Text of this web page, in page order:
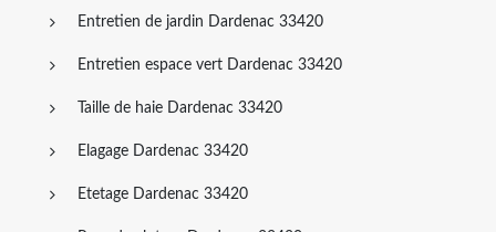
Entretien de jardin Dardenac 33420
Entretien espace vert Dardenac 33420
Taille de haie Dardenac 33420
Elagage Dardenac 33420
Etetage Dardenac 33420